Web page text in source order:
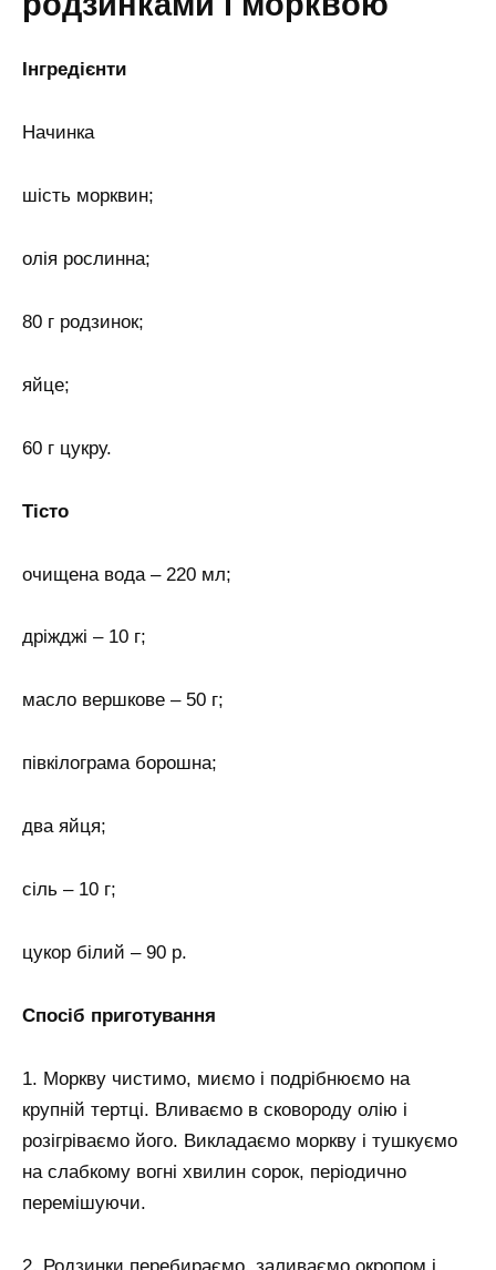
Інгредієнти
Начинка
шість морквин;
олія рослинна;
80 г родзинок;
яйце;
60 г цукру.
Тісто
очищена вода – 220 мл;
дріжджі – 10 г;
масло вершкове – 50 г;
півкілограма борошна;
два яйця;
сіль – 10 г;
цукор білий – 90 р.
Спосіб приготування
1. Моркву чистимо, миємо і подрібнюємо на
крупній тертці. Вливаємо в сковороду олію і
розігріваємо його. Викладаємо моркву і тушкуємо
на слабкому вогні хвилин сорок, періодично
перемішуючи.
2. Родзинки перебираємо, заливаємо окропом і